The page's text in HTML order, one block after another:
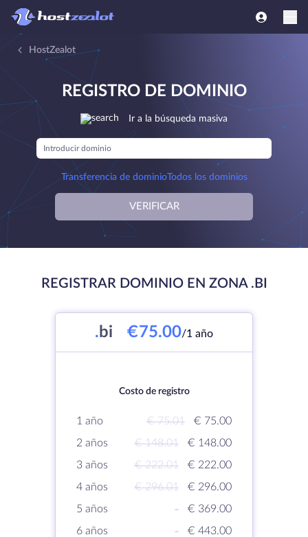
HostZealot
REGISTRO DE DOMINIO
Ir a la búsqueda masiva
Transferencia de dominioTodos los dominios
VERIFICAR
REGISTRAR DOMINIO EN ZONA .BI
. bi €75.00/1 año
Costo de registro
1 año € 75.01
€ 75.00
2 años
€ 148.01
€ 148.00
3 años
€ 222.01
€ 222.00
4 años
€ 296.01
€ 296.00
5 años
-
€ 369.00
6 años
-
€ 443.00